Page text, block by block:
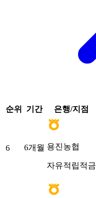
순위 기간 은행/지점
6 6개월 용진농협
자유적립적금